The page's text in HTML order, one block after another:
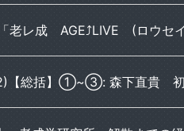
老レ成 AGE⤴︎LIVE (ロウ
【総括】①~③: 森下直貴 初